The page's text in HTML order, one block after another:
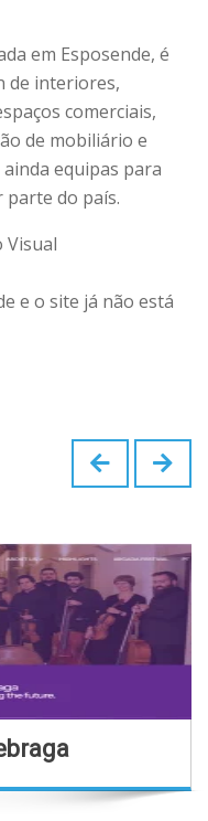
em Esposende, é
de interiores,
comerciais,
de mobiliário e
equipas para
parte do país.
Visual
e o site já não está